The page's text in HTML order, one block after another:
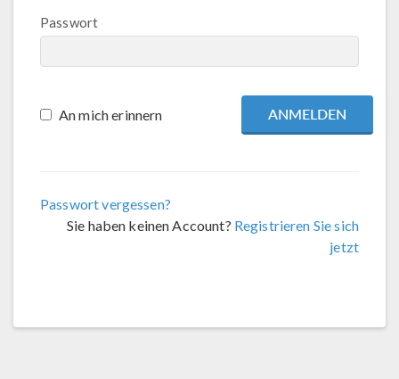
Passwort
An mich erinnern
Passwort vergessen?
Sie haben keinen Account? Registrieren Sie sich
jetzt